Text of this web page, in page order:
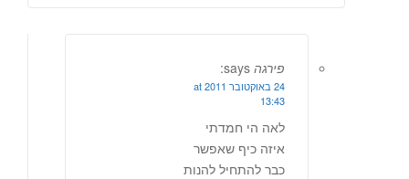
פירגה says:
24 באוקטובר 2011 at
13:43
לאה הי חמדתי
איזה כיף שאפשר
כבר להתחיל להנות